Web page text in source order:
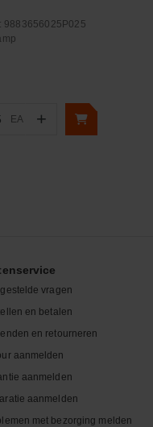
9883656025P025
EA +
vragen
en betalen
en retourneren
aanmelden
aanmelden
aanmelden
met bezorging melden